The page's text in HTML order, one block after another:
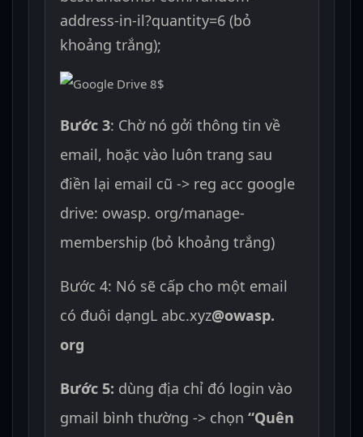
address-in-il?quantity=6 (bỏ
khoảng trắng);
Bước 3: Chờ nó gởi thông tin về
email, hoặc vào luôn trang sau
điền lại email cũ -> reg acc google
drive: owasp. org/manage-
membership (bỏ khoảng trắng)
Bước 4: Nó sẽ cấp cho một email
có đuôi dạngL abc.xyz@owasp.
org
Bước 5: dùng địa chỉ đó login vào
gmail bình thường -> chọn“Quên